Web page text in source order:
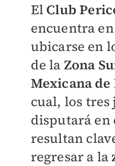
ElClub
encuentra
ubicarse en
de la Zona
Mexicana de
cual, los tres
disputará en
resultan
regresar a la